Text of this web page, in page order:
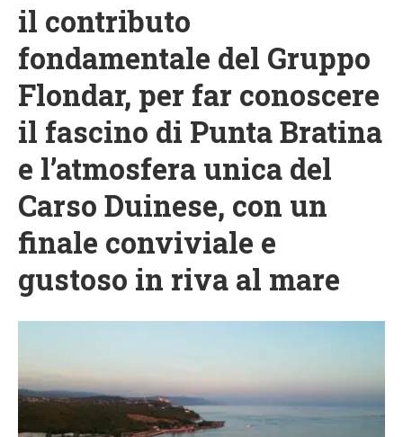
il contributo
fondamentale del Gruppo
Flondar, per far conoscere
il fascino di Punta Bratina
e l’atmosfera unica del
Carso Duinese, con un
finale conviviale e
gustoso in riva al mare